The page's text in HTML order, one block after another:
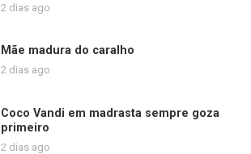
2 dias ago
Mãe madura do caralho
2 dias ago
Coco Vandi em madrasta sempre goza
primeiro
2 dias ago